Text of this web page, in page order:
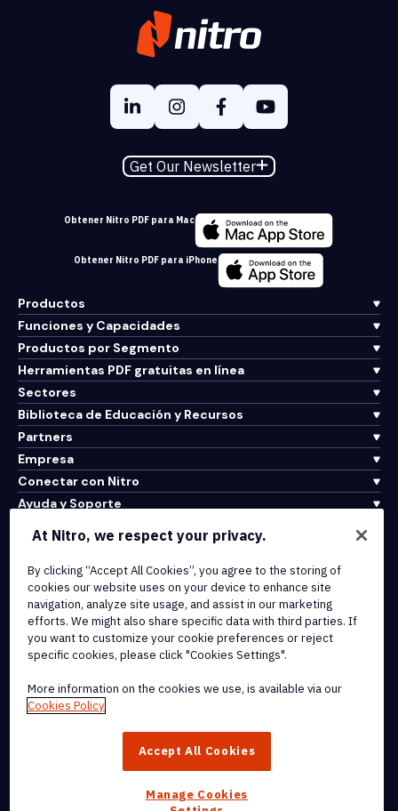
Get Our Newsletter
Obtener Nitro PDF para Mac
Obtener Nitro PDF para iPhone
Productos
Funciones y Capacidades
Productos por Segmento
Herramientas PDF gratuitas en línea
Sectores
Biblioteca de Educación y Recursos
Partners
Empresa
Conectar con Nitro
Ayuda y Soporte
Terms of Service
Cookie Policy
Copyright Policy
All Terms & Policies
trademarks, of Nitro Software, Inc. or its affiliates in the United
At Nitro, we respect your privacy.
By clicking “Accept All Cookies”, you agree to the storing of
cookies our website uses on your device to enhance site
navigation, analyze site usage, and assist in our marketing
efforts. We might also share specific data with third parties. If
you want to customize your cookie preferences or reject
specific cookies, please click "Cookies Settings".
More information on the cookies we use, is available via our
Cookies Policy
Accept All Cookies
Manage Cookies